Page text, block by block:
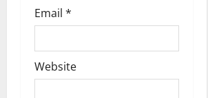
Email *
Website